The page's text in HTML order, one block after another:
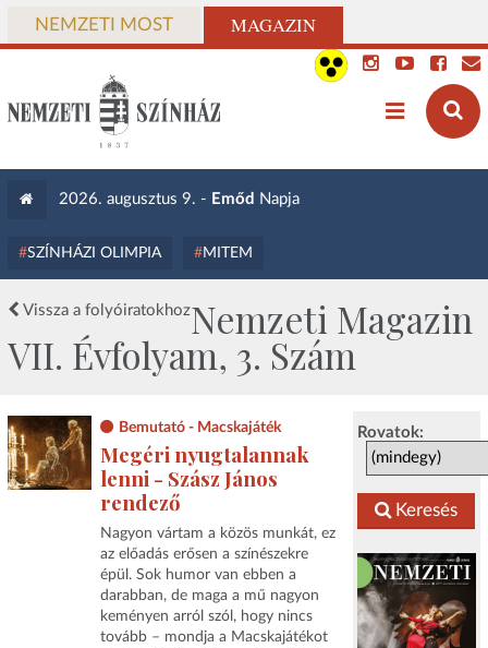
NEMZETI MOST MAGAZIN
2026. augusztus 9. - Emőd Napja
SZÍNHÁZI OLIMPIA MITEM
Vissza a folyóiratokhozNemzeti Magazin
VII. Évfolyam, 3. Szám
Rovatok:
Keresés
Bemutató - Macskajáték
Megéri nyugtalannak
lenni - Szász János
rendező
Nagyon vártam a közös munkát, ez
az előadás erősen a színészekre
épül. Sok humor van ebben a
darabban, de maga a mű nagyon
keményen arról szól, hogy nincs
tovább – mondja a Macskajátékot